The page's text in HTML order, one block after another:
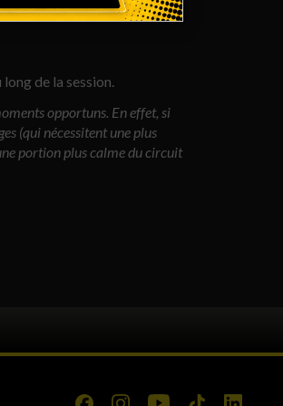
de la session.
opportuns. En effet, si
(qui nécessitent une plus
portion plus calme du circuit